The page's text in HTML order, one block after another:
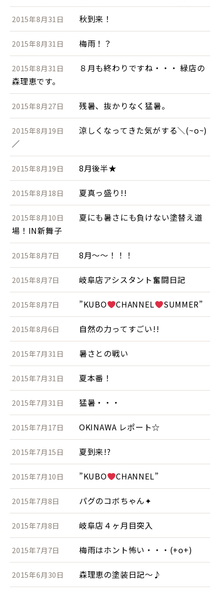
2015年8月31日 秋到来！
2015年8月31日 梅雨！？
2015年8月31日
８月も終わりですね・・・ 緑店の
森理恵です。
2015年8月27日 残暑、抜かりなく猛暑。
2015年8月19日
涼しくなってきた気がする＼(~o~)
／
2015年8月19日 8月後半★
2015年8月18日 夏真っ盛り!!
2015年8月10日
夏にも暑さにも負けない塗替え道
場！IN新舞子
2015年8月7日 8月～～！！！
2015年8月7日 岐阜店アシスタント奮闘日記
2015年8月7日 ”KUBO CHANNEL SUMMER”
2015年8月6日 自然の力ってすごい!!
2015年7月31日 暑さとの戦い
2015年7月31日 夏本番！
2015年7月31日 猛暑・・・
2015年7月17日 OKINAWA レポート☆
2015年7月15日 夏到来!?
2015年7月10日 ”KUBO CHANNEL”
2015年7月8日 パグのコボちゃん✦
2015年7月8日 岐阜店４ヶ月目突入
2015年7月7日 梅雨はホント怖い・・・(+o+)
2015年6月30日 森理恵の塗装日記～♪